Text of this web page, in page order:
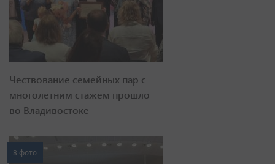
Чествование семейных пар с
многолетним стажем прошло
во Владивостоке
8 фото